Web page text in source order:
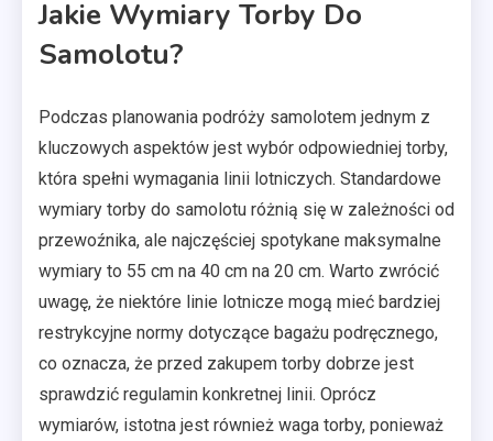
Jakie Wymiary Torby Do
Samolotu?
Podczas planowania podróży samolotem jednym z
kluczowych aspektów jest wybór odpowiedniej torby,
która spełni wymagania linii lotniczych. Standardowe
wymiary torby do samolotu różnią się w zależności od
przewoźnika, ale najczęściej spotykane maksymalne
wymiary to 55 cm na 40 cm na 20 cm. Warto zwrócić
uwagę, że niektóre linie lotnicze mogą mieć bardziej
restrykcyjne normy dotyczące bagażu podręcznego,
co oznacza, że przed zakupem torby dobrze jest
sprawdzić regulamin konkretnej linii. Oprócz
wymiarów, istotna jest również waga torby, ponieważ